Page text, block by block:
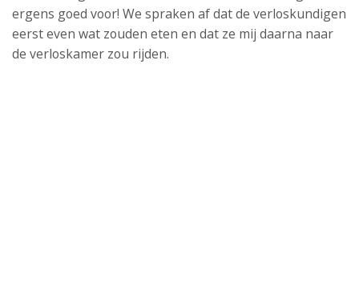
ergens goed voor! We spraken af dat de verloskundigen
eerst even wat zouden eten en dat ze mij daarna naar
de verloskamer zou rijden.